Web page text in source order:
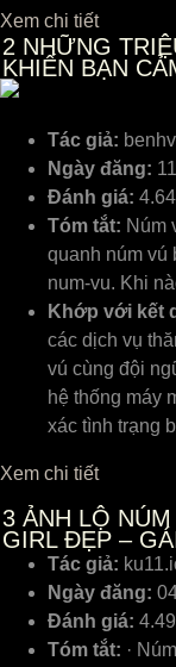
Xem chi tiết
2 NHỮNG
KHIẾN BẠN
Tác giả:
Ngày đăng:
Đánh giá:
Tóm tắt: Núm
quanh núm vú
num-vu. Khi
Khớp với kết
các dịch vụ
vú cùng đội
hệ thống máy
xác tình trạng
Xem chi tiết
3 ẢNH LỘ
GIRL ĐẸP –
Tác giả:
Ngày đăng:
Đánh giá:
Tóm tắt: ·